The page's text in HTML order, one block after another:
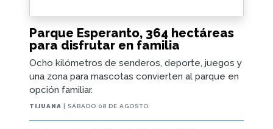
Parque Esperanto, 364 hectáreas
para disfrutar en familia
Ocho kilómetros de senderos, deporte, juegos y
una zona para mascotas convierten al parque en
opción familiar.
TIJUANA | SÁBADO 08 DE AGOSTO